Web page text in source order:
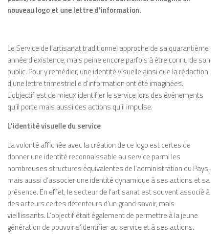
nouveau logo et une lettre d’information.
Le Service de l’artisanat traditionnel approche de sa quarantième
année d’existence, mais peine encore parfois à être connu de son
public. Pour y remédier, une identité visuelle ainsi que la rédaction
d’une lettre trimestrielle d’information ont été imaginées.
L’objectif est de mieux identifier le service lors des événements
qu’il porte mais aussi des actions qu’il impulse.
L’identité visuelle du service
La volonté affichée avec la création de ce logo est certes de
donner une identité reconnaissable au service parmi les
nombreuses structures équivalentes de l’administration du Pays,
mais aussi d’associer une identité dynamique à ses actions et sa
présence. En effet, le secteur de l’artisanat est souvent associé à
des acteurs certes détenteurs d’un grand savoir, mais
vieillissants. L’objectif était également de permettre à la jeune
génération de pouvoir s’identifier au service et à ses actions.